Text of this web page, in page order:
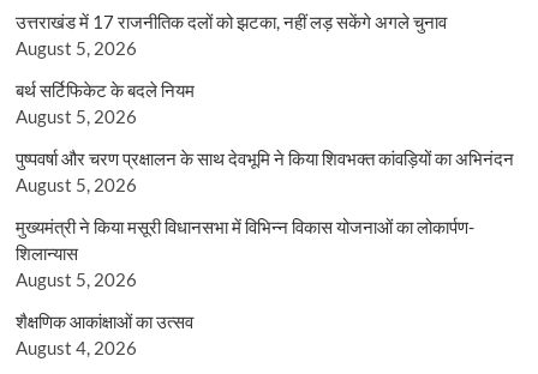
उत्तराखंड में 17 राजनीतिक दलों को झटका, नहीं लड़ सकेंगे अगले चुनाव
August 5, 2026
बर्थ सर्टिफिकेट के बदले नियम
August 5, 2026
पुष्पवर्षा और चरण प्रक्षालन के साथ देवभूमि ने किया शिवभक्त कांवड़ियों का अभिनंदन
August 5, 2026
मुख्यमंत्री ने किया मसूरी विधानसभा में विभिन्न विकास योजनाओं का लोकार्पण-
शिलान्यास
August 5, 2026
शैक्षणिक आकांक्षाओं का उत्सव
August 4, 2026